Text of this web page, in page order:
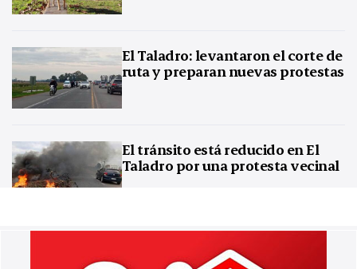
El Taladro: levantaron el corte de
ruta y preparan nuevas protestas
El tránsito está reducido en El
Taladro por una protesta vecinal